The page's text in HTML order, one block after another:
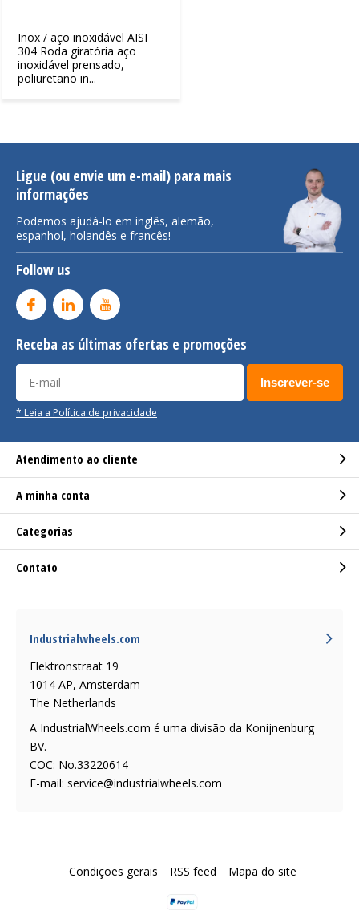
Inox / aço inoxidável AISI
304 Roda giratória aço
inoxidável prensado,
poliuretano in...
Ligue (ou envie um e-mail) para mais
informações
Podemos ajudá-lo em inglês, alemão,
espanhol, holandês e francês!
Follow us
Receba as últimas ofertas e promoções
Inscrever-se
* Leia a Política de privacidade
Atendimento ao cliente
A minha conta
Categorias
Contato
Industrialwheels.com
Elektronstraat 19
1014 AP, Amsterdam
The Netherlands
A IndustrialWheels.com é uma divisão da Konijnenburg
BV.
COC: No.33220614
E-mail: service@industrialwheels.com
Condições gerais RSS feed Mapa do site